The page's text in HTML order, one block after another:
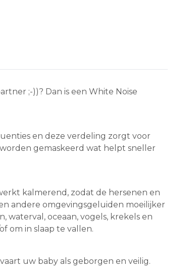
;-))? Dan is een White Noise
en deze verdeling zorgt voor
gemaskeerd wat helpt sneller
kalmerend, zodat de hersenen en
andere omgevingsgeluiden moeilijker
waterval, oceaan, vogels, krekels en
om in slaap te vallen.
uw baby als geborgen en veilig.